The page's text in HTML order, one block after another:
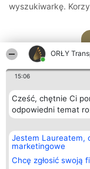
ORŁY
15:06
Cześć, chętnie Ci
odpowiedni temat
Jestem Laureatem,
marketingowe
Chcę zgłosić swoją
wyszukiwarkę.
Organizator plebiscytu
Bright Side Solutions sp. z o.
o. sp. k.
ul. Ruska 22
Wrocław 50-079